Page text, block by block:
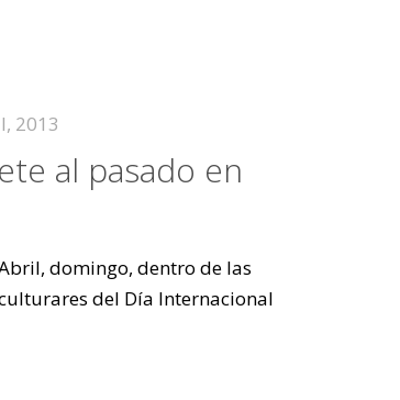
2013
al pasado en
domingo, dentro de las
del Día Internacional